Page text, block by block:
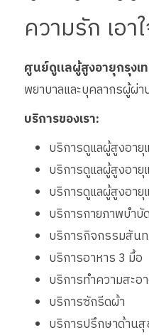
ความรัก เอา
ศูนย์ดูแลผู้สูงอายุกรุงเ
พยาบาลและบุคลากรผู้ผ่
บริการของเรา:
บริการดูแลผู้สูงอายุ
บริการดูแลผู้สูงอายุ
บริการดูแลผู้สูงอายุ
บริการกายภาพบำบัด
บริการกิจกรรมสัน
บริการอาหาร 3 มื้อ
บริการทำความสะอ
บริการซักรีดผ้า
บริการปรึกษาด้าน